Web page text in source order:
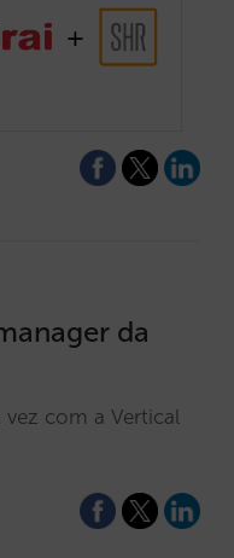
da
com a Vertical